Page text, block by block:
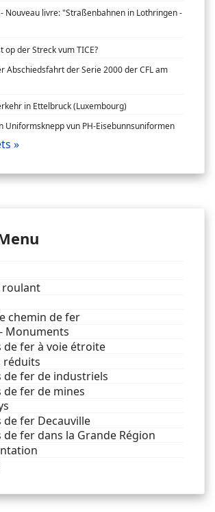
Nouveau livre: "Straßenbahnen in Lothringen -
op der Streck vum TICE?
Abschiedsfahrt der Serie 2000 der CFL am
in Ettelbruck (Luxembourg)
Uniformsknepp vun PH-Eisebunnsuniformen
»
roulant
chemin de fer
Monuments
de fer à voie étroite
réduits
de fer de industriels
de fer de mines
de fer Decauville
de fer dans la Grande Région